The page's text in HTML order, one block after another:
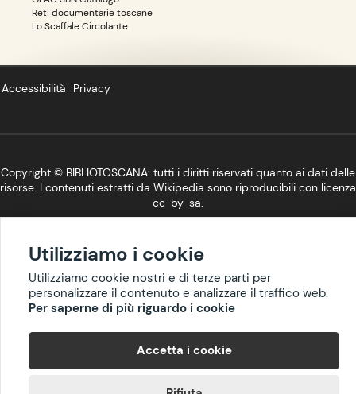
Reti documentarie toscane
Lo Scaffale Circolante
Accessibilità Privacy
Copyright © BIBLIOTOSCANA: tutti i diritti riservati quanto ai dati delle
risorse. I contenuti estratti da Wikipedia sono riproducibili con licenza
cc-by-sa.
Utilizziamo i cookie
Utilizziamo cookie nostri e di terze parti per
personalizzare il contenuto e analizzare il traffico web.
Per saperne di più riguardo i cookie
Accetta i cookie